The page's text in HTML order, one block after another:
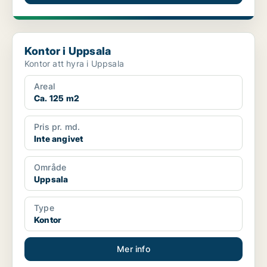
Kontor i Uppsala
Kontor i Uppsala
Kontor att hyra i Uppsala
Areal
Ca. 125 m2
Pris pr. md.
Inte angivet
Område
Uppsala
Type
Kontor
Mer info